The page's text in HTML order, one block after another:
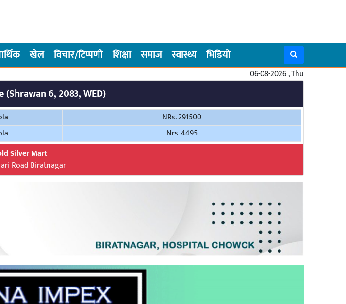
खेल विचार/टिप्पणी शिक्षा समाज स्वास्थ्य भिडियो
06-08-2026 , Thu
(Shrawan 6, 2083, WED)
NRs. 291500
Nrs. 4495
Silver Mart
Road Biratnagar